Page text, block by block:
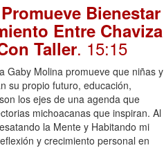
Bienestar
Entre Chaviza
Taller. 15:15
Gaby Molina promueve que niñas y
su propio futuro, educación,
los ejes de una agenda que
michoacanas que inspiran. Al
la Mente y Habitando mi
y crecimiento personal en